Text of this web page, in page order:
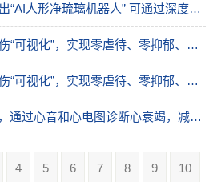
名古屋商科大学等研发出“AI人形净琉璃机器人” 可通过深度学习实现情感表达
将儿童及青少年心理创伤“可视化”，实现零虐待、零抑郁、零自杀社会（下）
将儿童及青少年心理创伤“可视化”，实现零虐待、零抑郁、零自杀社会（上）
熊本大学开发AI新技术，通过心音和心电图诊断心衰竭，减轻患者负担
4 5 6 7 8 9 10